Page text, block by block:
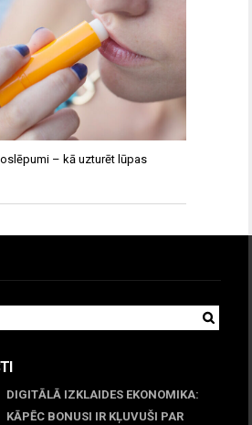
– kā uzturēt lūpas
DIGITĀLĀ IZKLAIDES EKONOMIKA:
KĀPĒC BONUSI IR KĻUVUŠI PAR